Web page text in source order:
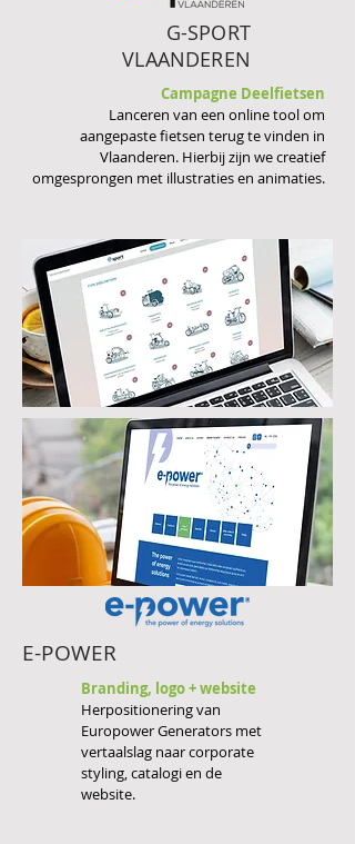
G-SPORT
VLAANDEREN
Campagne Deelfietsen
Lanceren van een online tool om
aangepaste fietsen terug te vinden in
Vlaanderen. Hierbij zijn we creatief
omgesprongen met illustraties en animaties.
E-POWER
Branding, logo + website
Herpositionering van
Europower Generators met
vertaalslag naar corporate
styling, catalogi en de
website.